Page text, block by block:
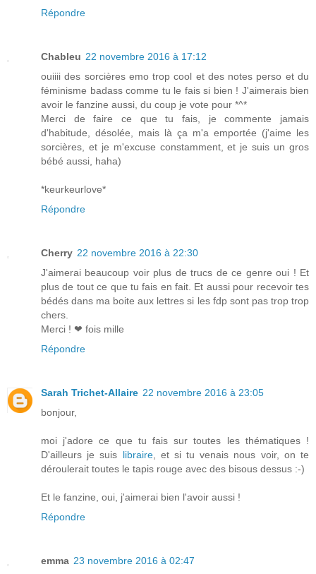
Répondre
Chableu 22 novembre 2016 à 17:12
ouiiii des sorcières emo trop cool et des notes perso et du
féminisme badass comme tu le fais si bien ! J'aimerais bien
avoir le fanzine aussi, du coup je vote pour *^*
Merci de faire ce que tu fais, je commente jamais
d'habitude, désolée, mais là ça m'a emportée (j'aime les
sorcières, et je m'excuse constamment, et je suis un gros
bébé aussi, haha)
*keurkeurlove*
Répondre
Cherry 22 novembre 2016 à 22:30
J'aimerai beaucoup voir plus de trucs de ce genre oui ! Et
plus de tout ce que tu fais en fait. Et aussi pour recevoir tes
bédés dans ma boite aux lettres si les fdp sont pas trop trop
chers.
Merci ! ❤ fois mille
Répondre
Sarah Trichet-Allaire 22 novembre 2016 à 23:05
bonjour,
moi j'adore ce que tu fais sur toutes les thématiques !
D'ailleurs je suis libraire, et si tu venais nous voir, on te
déroulerait toutes le tapis rouge avec des bisous dessus :-)
Et le fanzine, oui, j'aimerai bien l'avoir aussi !
Répondre
emma 23 novembre 2016 à 02:47